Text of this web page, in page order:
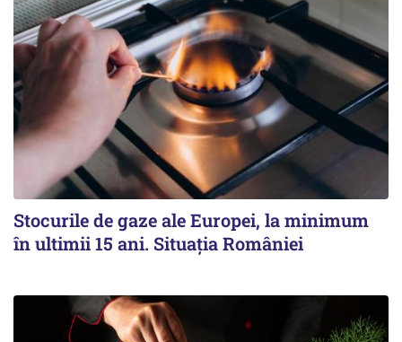
Stocurile de gaze ale Europei, la minimum
în ultimii 15 ani. Situația României